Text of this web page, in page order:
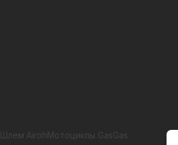
Шлем AirohМотоциклы GasGas